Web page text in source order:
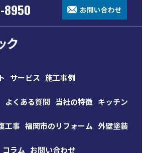
8950 お問い合わせ
サービス 施工事例
よくある質問 当社の特徴 キッチン
工事 福岡市のリフォーム 外壁塗装
コラム お問い合わせ